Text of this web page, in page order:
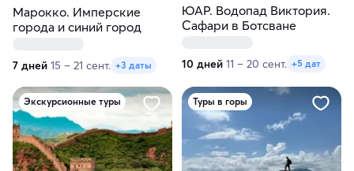
Марокко. Имперские
города и синий город
7 дней 15 – 21 сент. +3 даты
ЮАР. Водопад Виктория.
Сафари в Ботсване
10 дней 11 – 20 сент. +5 дат
Экскурсионные туры Туры в горы